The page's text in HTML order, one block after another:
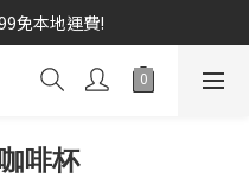
免本地運費!
啡杯